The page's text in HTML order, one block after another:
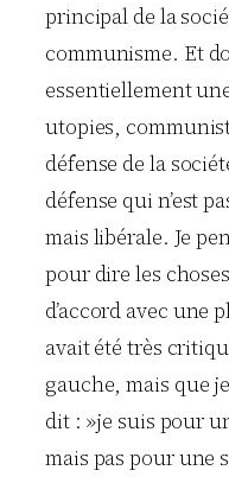
principal de la
communisme. Et
essentiellement
utopies,
défense de la
défense qui n’est
mais libérale. Je
pour dire les
d’accord avec une
avait été très
gauche, mais que
dit : »je suis pour
mais pas pour une